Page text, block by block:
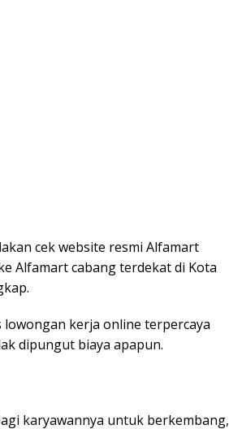
cek website resmi Alfamart
Alfamart cabang terdekat di Kota
kerja online terpercaya
dipungut biaya apapun.
karyawannya untuk berkembang,